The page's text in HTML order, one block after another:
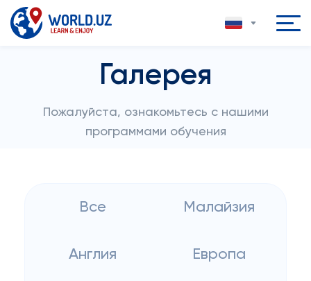
Галерея
Пожалуйста, ознакомьтесь с нашими
программами обучения
Все Малайзия
Англия Европа